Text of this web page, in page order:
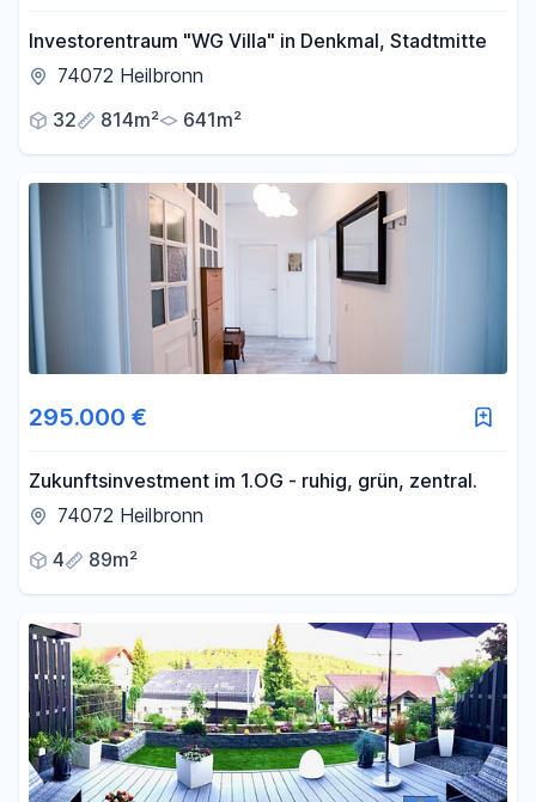
Investorentraum "WG Villa" in Denkmal, Stadtmitte
74072 Heilbronn
32
814m² 641m²
295.000 €
Zukunftsinvestment im 1.OG - ruhig, grün, zentral.
74072 Heilbronn
4
89m²